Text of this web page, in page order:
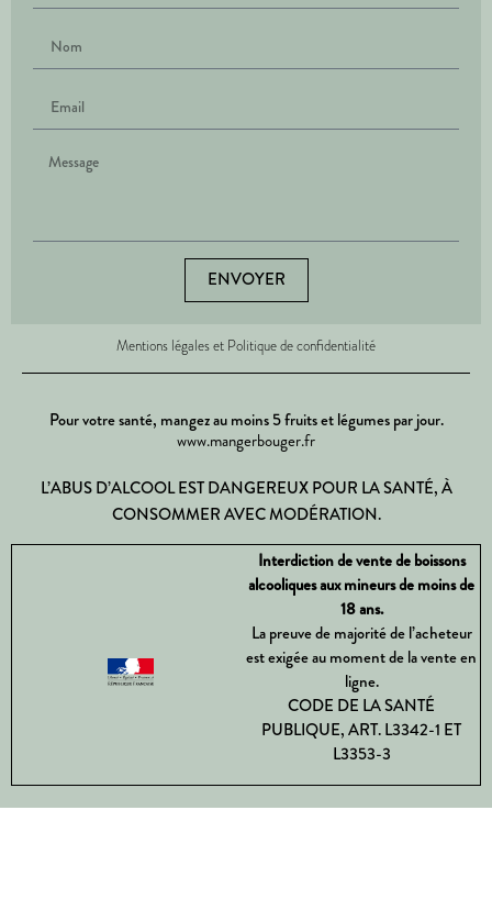
ENVOYER
Mentions légales et Politique de confidentialité
Pour votre santé, mangez au moins 5 fruits et légumes par jour.
www.mangerbouger.fr
L’ABUS D’ALCOOL EST DANGEREUX POUR LA SANTÉ, À
CONSOMMER AVEC MODÉRATION.
Interdiction de vente de boissons
alcooliques aux mineurs de moins de
18 ans.
La preuve de majorité de l’acheteur
est exigée au moment de la vente en
ligne.
CODE DE LA SANTÉ
PUBLIQUE, ART. L3342-1 ET
L3353-3